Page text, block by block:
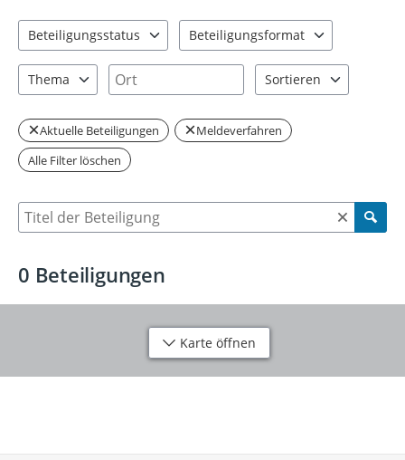
Beteiligungsstatus
Beteiligungsformat
Thema
Ort
Sortieren
Aktuelle Beteiligungen
Meldeverfahren
Alle Filter löschen
Suche nach Beteiligung
0 Beteiligungen
Karte öffnen